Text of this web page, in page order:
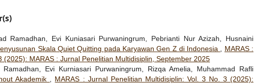
Ramadhan, Evi Kuniasari Purwaningrum, Pebrianti Nur Azizah, Husnaini
Skala Quiet Quitting pada Karyawan Gen Z di Indonesia
MARAS :
(2025): MARAS : Jurnal Penelitian Multidisiplin, September 2025
Evi Kurniasari Purwaningrum, Rizqa Amelia, Muhammad Rafli
Akademik
MARAS : Jurnal Penelitian Multidisiplin: Vol. 3 No. 3 (2025):